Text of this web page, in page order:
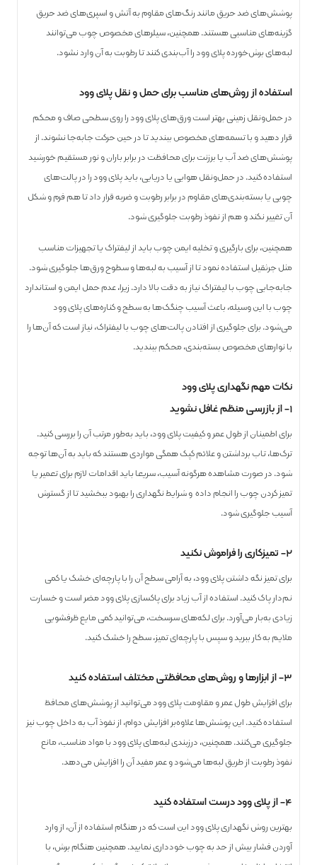
پوشش‌های ضد حریق مانند رنگ‌های مقاوم به آتش و اسپری‌های ضد حریق
گزینه‌های مناسبی هستند. همچنین، سیلرهای مخصوص چوب می‌توانند
لبه‌های برش‌خورده پلای ‌وود را آب‌بندی کنند تا رطوبت به آن وارد نشود.
استفاده از روش‌های مناسب برای حمل و نقل پلای‌ وود
در حمل‌ونقل زمینی بهتر است ورق‌های پلای‌ وود را روی سطحی صاف و محکم
قرار دهید و با تسمه‌های مخصوص ببندید تا در حین حرکت جابه‌جا نشوند. از
پوشش‌های ضد آب یا برزنت برای محافظت در برابر باران و نور مستقیم خورشید
استفاده کنید. در حمل‌ونقل هوایی یا دریایی، باید پلای‌ وود را در پالت‌های
چوبی یا بسته‌بندی‌های مقاوم در برابر رطوبت و ضربه قرار داد تا هم فرم و شکل
آن تغییر نکند و هم از نفوذ رطوبت جلوگیری شود.
همچنین، برای بارگیری و تخلیه ایمن چوب باید از لیفتراک یا تجهیزات مناسب
مثل جرثقیل استفاده نمود تا از آسیب به لبه‌ها و سطوح ورق‌ها جلوگیری شود.
جابه‌جایی چوب با لیفتراک نیاز به دقت بالا دارد. زیرا، عدم حمل ایمن و استاندارد
چوب با این وسیله، باعث آسیب چنگک‌ها به سطح و کناره‌های پلای وود
می‌شود. برای جلوگیری از افتادن پالت‌های چوب با لیفتراک، نیاز است که آن‌ها را
با نوارهای مخصوص بسته‌بندی، محکم ببندید.
نکات مهم نگهداری پلای وود
۱- از بازرسی منظم غافل نشوید
برای اطمینان از طول عمر و کیفیت پلای ‌وود، باید به‌طور مرتب آن را بررسی کنید.
ترک‌ها، تاب برداشتن و علائم کپک همگی مواردی هستند که باید به آن‌ها توجه
شود. در صورت مشاهده هرگونه آسیب، سریعا باید اقدامات لازم برای تعمیر یا
تمیز کردن چوب را انجام داده و شرایط نگهداری را بهبود ببخشید تا از گسترش
آسیب جلوگیری شود.
۲- تمیزکاری را فراموش نکنید
برای تمیز نگه داشتن پلای ‌وود، به آرامی سطح آن را با پارچه‌ای خشک یا کمی
نم‌دار پاک کنید. استفاده از آب زیاد برای پاکسازی پلای وود مضر است و خسارت
زیادی به‌بار می‌آورد. برای لکه‌های سرسخت، می‌توانید کمی مایع ظرفشویی
ملایم به کار ببرید و سپس با پارچه‌ای تمیز، سطح را خشک کنید.
۳- از ابزارها و روش‌های محافظتی مختلف استفاده کنید
برای افزایش طول عمر و مقاومت پلای‌ وود می‌توانید از پوشش‌های محافظ
استفاده کنید. این پوشش‌ها علاوه‌بر افزایش دوام، از نفوذ آب به داخل چوب نیز
جلوگیری می‌کنند. همچنین، درزبندی لبه‌های پلای‌ وود با مواد مناسب، مانع
نفوذ رطوبت از طریق لبه‌ها می‌شود و عمر مفید آن را افزایش می‌دهد.
۴- از پلای وود درست استفاده کنید
بهترین روش نگهداری پلای وود این است که در هنگام استفاده از آن، از وارد
آوردن فشار بیش از حد به چوب خودداری نمایید. همچنین هنگام برش، با